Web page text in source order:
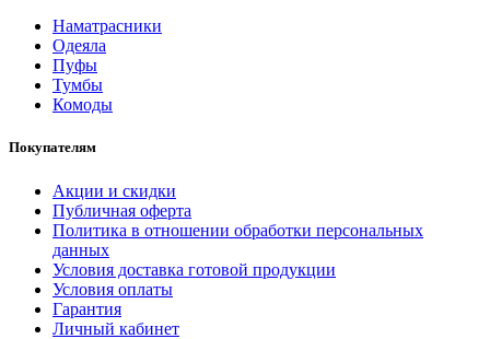
Наматрасники
Одеяла
Пуфы
Тумбы
Комоды
Покупателям
Акции и скидки
Публичная оферта
Политика в отношении обработки персональных
данных
Условия доставка готовой продукции
Условия оплаты
Гарантия
Личный кабинет